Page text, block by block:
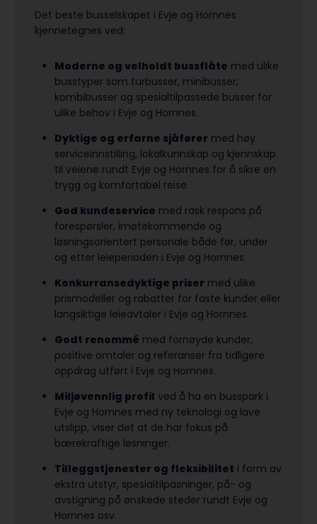
Det beste busselskapet i Evje og Hornnes
kjennetegnes ved:
Moderne og velholdt bussflåte med ulike
busstyper som turbusser, minibusser,
kombibusser og spesialtilpassede busser for
ulike behov i Evje og Hornnes.
Dyktige og erfarne sjåfører med høy
serviceinnstilling, lokalkunnskap og kjennskap
til veiene rundt Evje og Hornnes for å sikre en
trygg og komfortabel reise.
God kundeservice med rask respons på
forespørsler, imøtekommende og
løsningsorientert personale både før, under
og etter leieperioden i Evje og Hornnes.
Konkurransedyktige priser med ulike
prismodeller og rabatter for faste kunder eller
langsiktige leieavtaler i Evje og Hornnes.
Godt renommé med fornøyde kunder,
positive omtaler og referanser fra tidligere
oppdrag utført i Evje og Hornnes.
Miljøvennlig profil ved å ha en busspark i
Evje og Hornnes med ny teknologi og lave
utslipp, viser det at de har fokus på
bærekraftige løsninger.
Tilleggstjenester og fleksibilitet i form av
ekstra utstyr, spesialtilpasninger, på- og
avstigning på ønskede steder rundt Evje og
Hornnes osv.